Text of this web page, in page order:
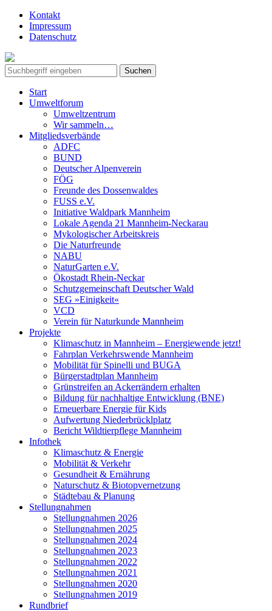
Kontakt
Impressum
Datenschutz
Start
Umweltforum
Umweltzentrum
Wir sammeln…
Mitgliedsverbände
ADFC
BUND
Deutscher Alpenverein
FÖG
Freunde des Dossenwaldes
FUSS e.V.
Initiative Waldpark Mannheim
Lokale Agenda 21 Mannheim-Neckarau
Mykologischer Arbeitskreis
Die Naturfreunde
NABU
NaturGarten e.V.
Ökostadt Rhein-Neckar
Schutzgemeinschaft Deutscher Wald
SEG »Einigkeit«
VCD
Verein für Naturkunde Mannheim
Projekte
Klimaschutz in Mannheim – Energiewende jetzt!
Fahrplan Verkehrswende Mannheim
Mobilität für Spinelli und BUGA
Bürgerstadtplan Mannheim
Grünstreifen an Ackerrändern erhalten
Bildung für nachhaltige Entwicklung (BNE)
Erneuerbare Energie für Kids
Aufwertung Niederbrücklplatz
Bericht Wildtierpflege Mannheim
Infothek
Klimaschutz & Energie
Mobilität & Verkehr
Gesundheit & Ernährung
Naturschutz & Biotopvernetzung
Städtebau & Planung
Stellungnahmen
Stellungnahmen 2026
Stellungnahmen 2025
Stellungnahmen 2024
Stellungnahmen 2023
Stellungnahmen 2022
Stellungnahmen 2021
Stellungnahmen 2020
Stellungnahmen 2019
Rundbrief